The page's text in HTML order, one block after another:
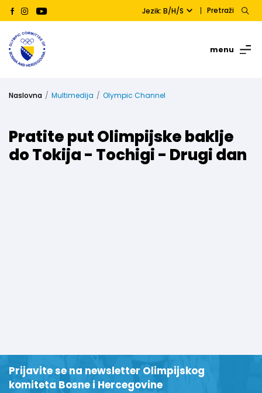
Jezik: B/H/S Pretraži
menu
Naslovna Multimedija Olympic Channel
Pratite put Olimpijske baklje
do Tokija - Tochigi - Drugi dan
Prijavite se na newsletter Olimpijskog
komiteta Bosne i Hercegovine